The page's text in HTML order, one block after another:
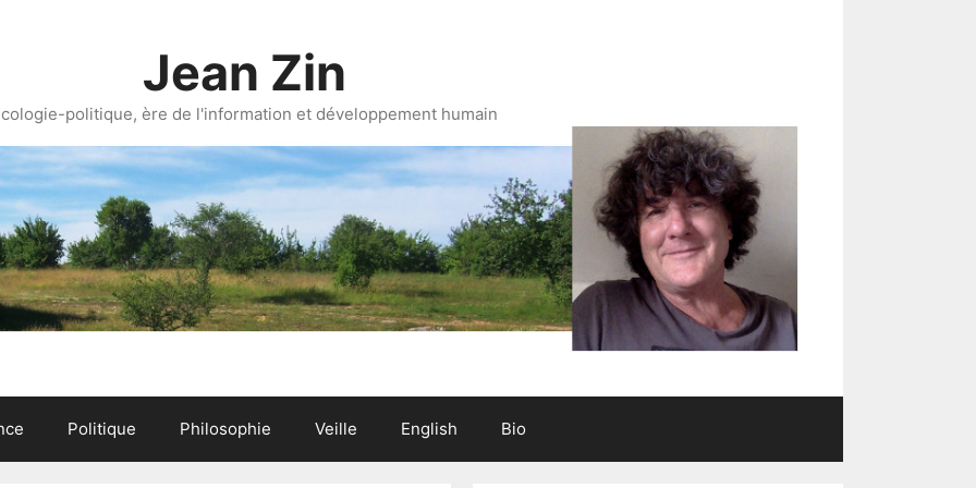
Jean Zin
politique, ère de l'information et développement humain
Politique Philosophie Veille English Bio